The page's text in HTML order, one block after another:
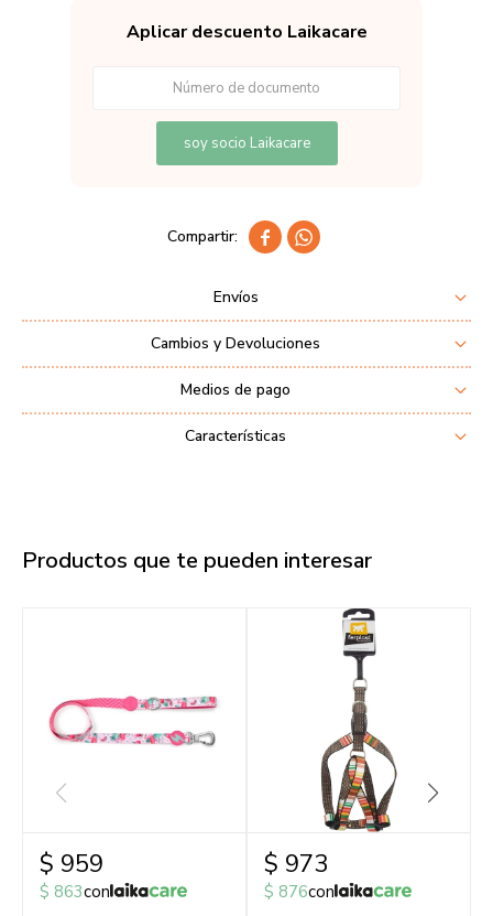
Aplicar descuento Laikacare
soy socio Laikacare
 
Envíos
Cambios y Devoluciones
Medios de pago
Características
Productos que te pueden interesar
$ 959
$ 863con
$ 973
$ 876con